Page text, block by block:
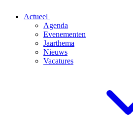
Actueel
Agenda
Evenementen
Jaarthema
Nieuws
Vacatures